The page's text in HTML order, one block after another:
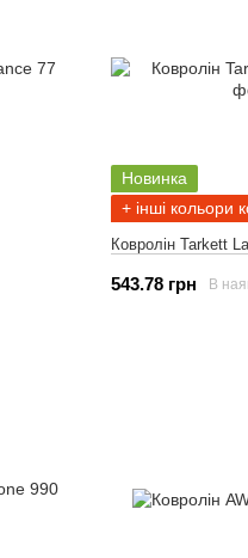
Новинка
+ інші кольори
Ковролін Tarkett
543.78 грн В